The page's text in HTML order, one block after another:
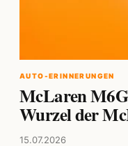
AUTO-ERINNERUNGEN
McLaren
Wurzel der
15.07.2026